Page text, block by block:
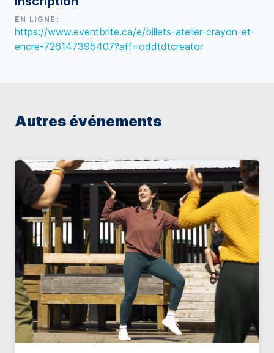
EN LIGNE:
https://www.eventbrite.ca/e/billets-atelier-crayon-et-
encre-726147395407?aff=oddtdtcreator
Autres événements